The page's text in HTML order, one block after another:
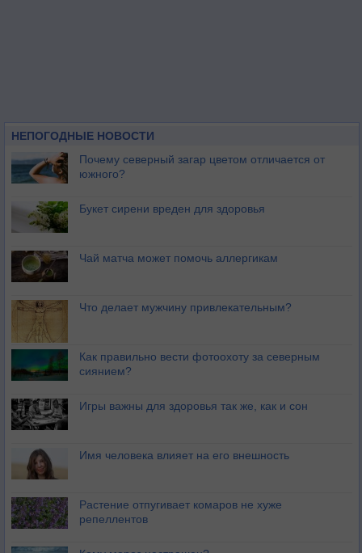
НЕПОГОДНЫЕ НОВОСТИ
Почему северный загар цветом отличается от
южного?
Букет сирени вреден для здоровья
Чай матча может помочь аллергикам
Что делает мужчину привлекательным?
Как правильно вести фотоохоту за северным
сиянием?
Игры важны для здоровья так же, как и сон
Имя человека влияет на его внешность
Растение отпугивает комаров не хуже
репеллентов